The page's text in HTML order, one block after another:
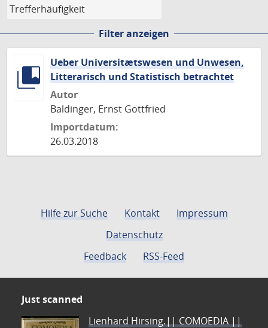
Filter anzeigen
Ueber Universitætswesen und Unwesen,
Litterarisch und Statistisch betrachtet
Autor
Baldinger, Ernst Gottfried
Importdatum:
26.03.2018
Hilfe zur Suche Kontakt
Impressum
Datenschutz
Feedback
RSS-Feed
Just scanned
Lienhard Hirsing.|| COMOEDIA ||